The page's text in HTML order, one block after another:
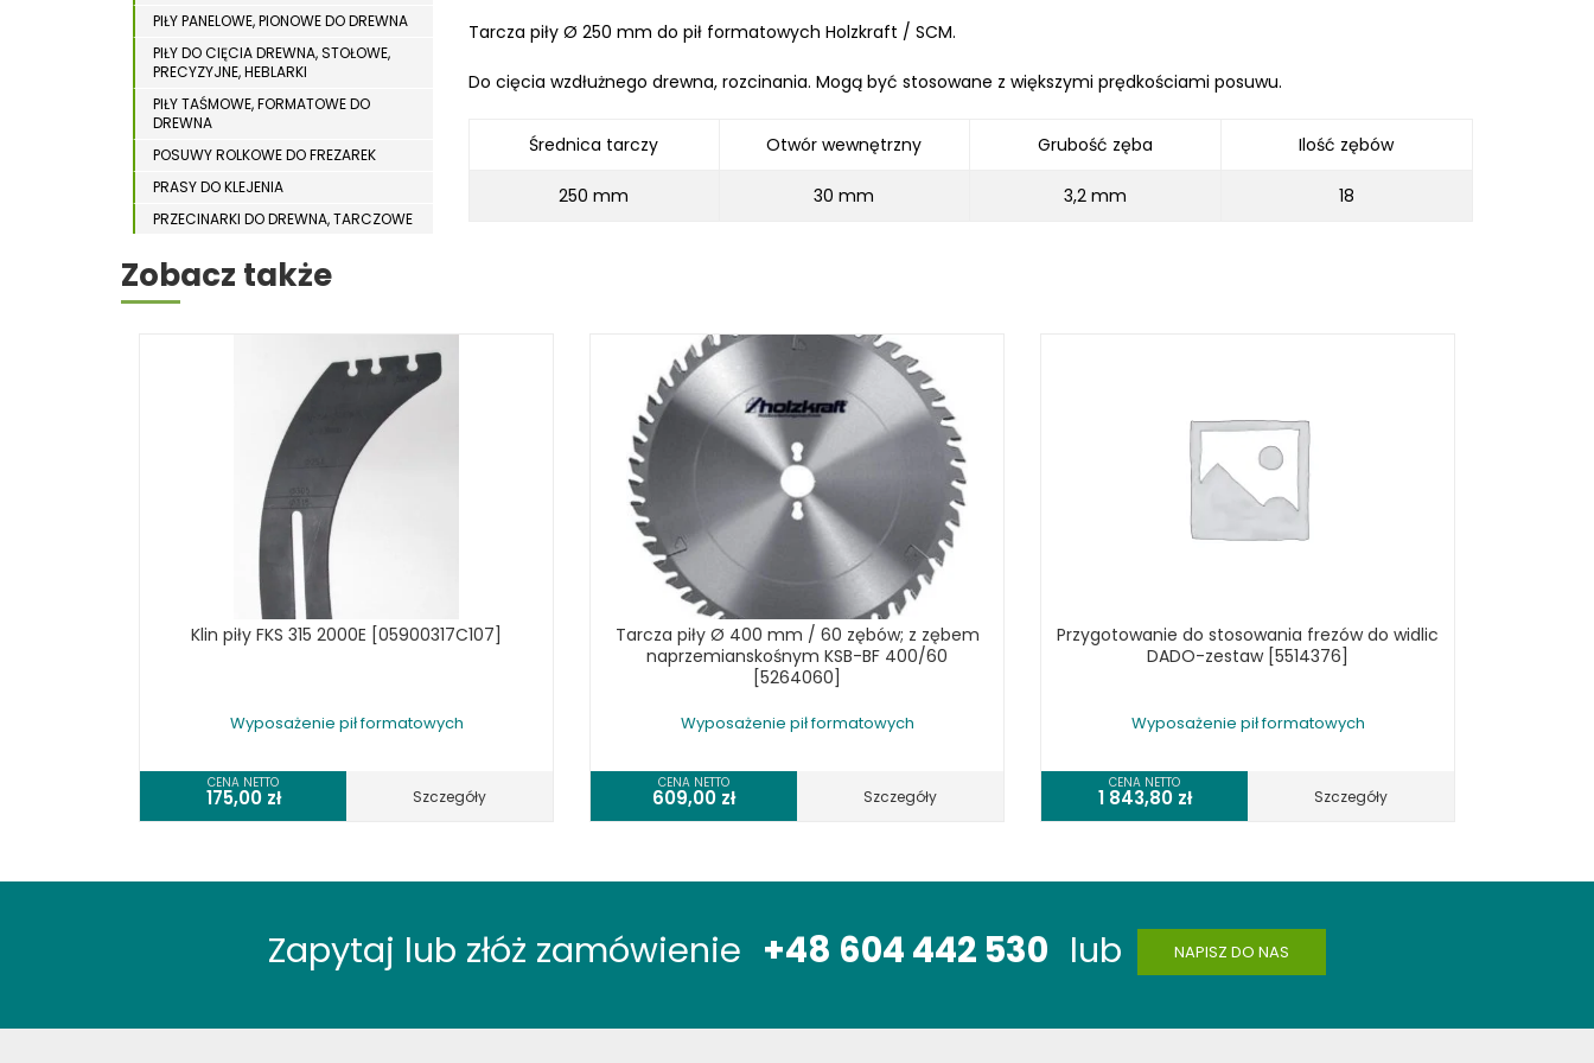
WYPOSAŻENIE DODATKOWE MASZYN DO
DREWNA
WIERTARKI MAGNETYCZNE
WIERTARKO – FREZARKI STOŁOWE
WYKRAWARKI DO BLACHY
Tarcza piły Ø 250 mm do pił formatowych Holzkraft / SCM.
Do cięcia wzdłużnego drewna, rozcinania. Mogą być stosowane z większymi prędkościami posuwu.
Średnica tarczy Otwór wewnętrzny Grubość zęba Ilość zębów
250 mm 30 mm 3,2 mm 18
PIŁY PANELOWE, PIONOWE DO DREWNA
PIŁY DO CIĘCIA DREWNA, STOŁOWE,
PRECYZYJNE, HEBLARKI
PIŁY TAŚMOWE, FORMATOWE DO
DREWNA
POSUWY ROLKOWE DO FREZAREK
PRASY DO KLEJENIA
PRZECINARKI DO DREWNA, TARCZOWE
STOŁY STOLARSKIE
SZLIFIERKI DO DREWNA,
DŁUGOTAŚMOWE, SZEROKOTAŚMOWE,
TOKARKI DO DREWNA
UKOŚNICE, PIŁY TARCZOWE DO
URZĄDZENIA WIELOCZYNNOŚCIOWE
WIERTARKI POZIOME DO DREWNA,
WYPOSAŻENIE DODATKOWE MASZYN
WYPOSAŻENIE FREZAREK
WYPOSAŻENIE ŁUPAREK
WYPOSAŻENIE PIŁ STOŁOWYCH
Zobacz także
Klin piły FKS 315 2000E [05900317C107]
Wyposażenie pił formatowych
CENA NETTO
175,00 zł Szczegóły
Tarcza piły Ø 400 mm / 60 zębów; z zębem
naprzemianskośnym KSB-BF 400/60
[5264060]
Wyposażenie pił formatowych
CENA NETTO
609,00 zł Szczegóły
Przygotowanie do stosowania frezów do widlic
DADO-zestaw [5514376]
Wyposażenie pił formatowych
CENA NETTO
1 843,80 zł Szczegóły
Zapytaj lub złóż zamówienie +48 604 442 530 lub NAPISZ DO NAS